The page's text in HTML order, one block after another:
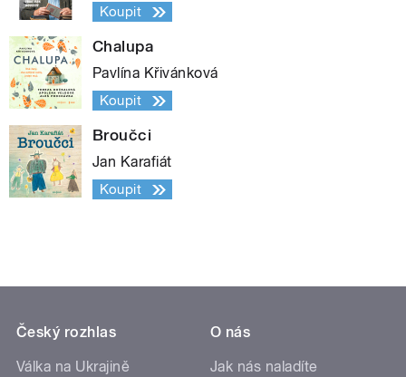
Koupit
Chalupa
Pavlína Křivánková
Koupit
Broučci
Jan Karafiát
Koupit
Český rozhlas
Válka na Ukrajině
O nás
Jak nás naladíte